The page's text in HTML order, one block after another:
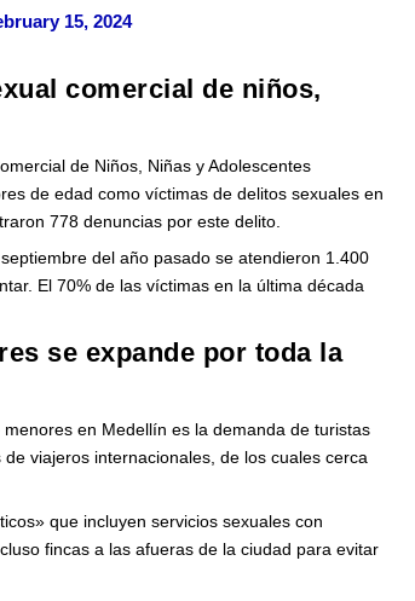
15, 2024
comercial de niños,
de Niños, Niñas y Adolescentes
de edad como víctimas de delitos sexuales en
778 denuncias por este delito.
del año pasado se atendieron 1.400
El 70% de las víctimas en la última década
se expande por toda la
en Medellín es la demanda de turistas
viajeros internacionales, de los cuales cerca
que incluyen servicios sexuales con
fincas a las afueras de la ciudad para evitar